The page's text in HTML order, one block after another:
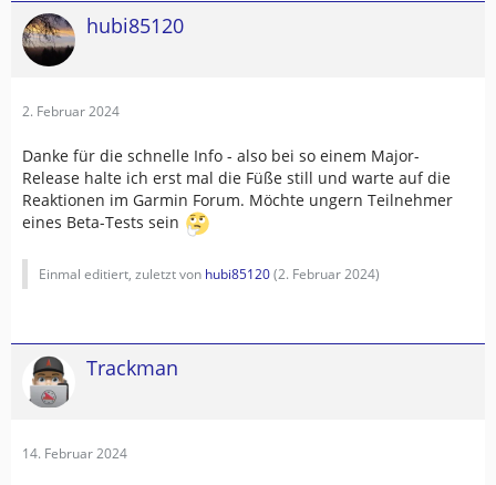
hubi85120
2. Februar 2024
Danke für die schnelle Info - also bei so einem Major-
Release halte ich erst mal die Füße still und warte auf die
Reaktionen im Garmin Forum. Möchte ungern Teilnehmer
eines Beta-Tests sein
Einmal editiert, zuletzt von hubi85120(2. Februar 2024)
Trackman
14. Februar 2024